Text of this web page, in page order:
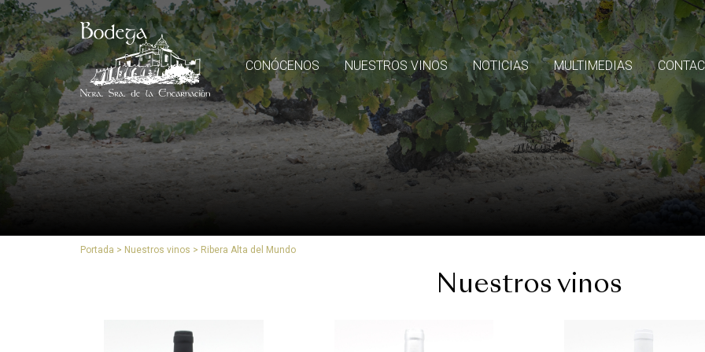
CONÓCENOS NUESTROS VINOS NOTICIAS MULTIMEDIAS
Portada > Nuestros vinos > Ribera Alta del Mundo
Nuestros vinos